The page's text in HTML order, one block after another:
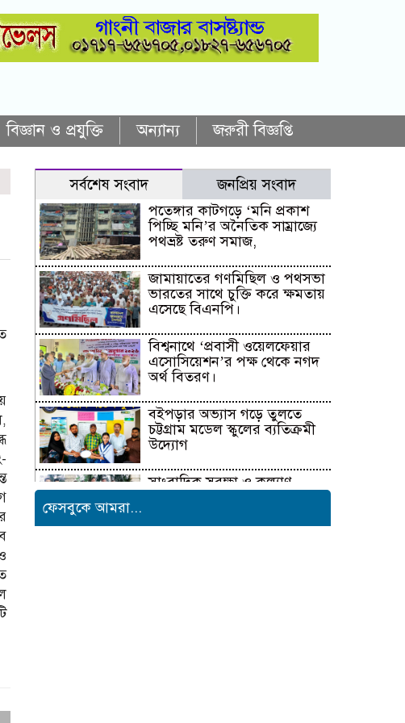
বিজ্ঞান ও প্রযুক্তি অন্যান্য জরুরী বিজ্ঞপ্তি
সর্বশেষ সংবাদ জনপ্রিয় সংবাদ
পতেঙ্গার কাটগড়ে ‘মনি প্রকাশ
পিচ্ছি মনি’র অনৈতিক সাম্রাজ্যে
পথভ্রষ্ট তরুণ সমাজ,
জামায়াতের গণমিছিল ও পথসভা
ভারতের সাথে চুক্তি করে ক্ষমতায়
এসেছে বিএনপি।
বিশ্বনাথে ‘প্রবাসী ওয়েলফেয়ার
এসোসিয়েশন’র পক্ষ থেকে নগদ
অর্থ বিতরণ।
বইপড়ার অভ্যাস গড়ে তুলতে
চট্টগ্রাম মডেল স্কুলের ব্যতিক্রমী
উদ্যোগ
সাংবাদিক সুরক্ষা ও কল্যাণ
ফেসবুকে আমরা...